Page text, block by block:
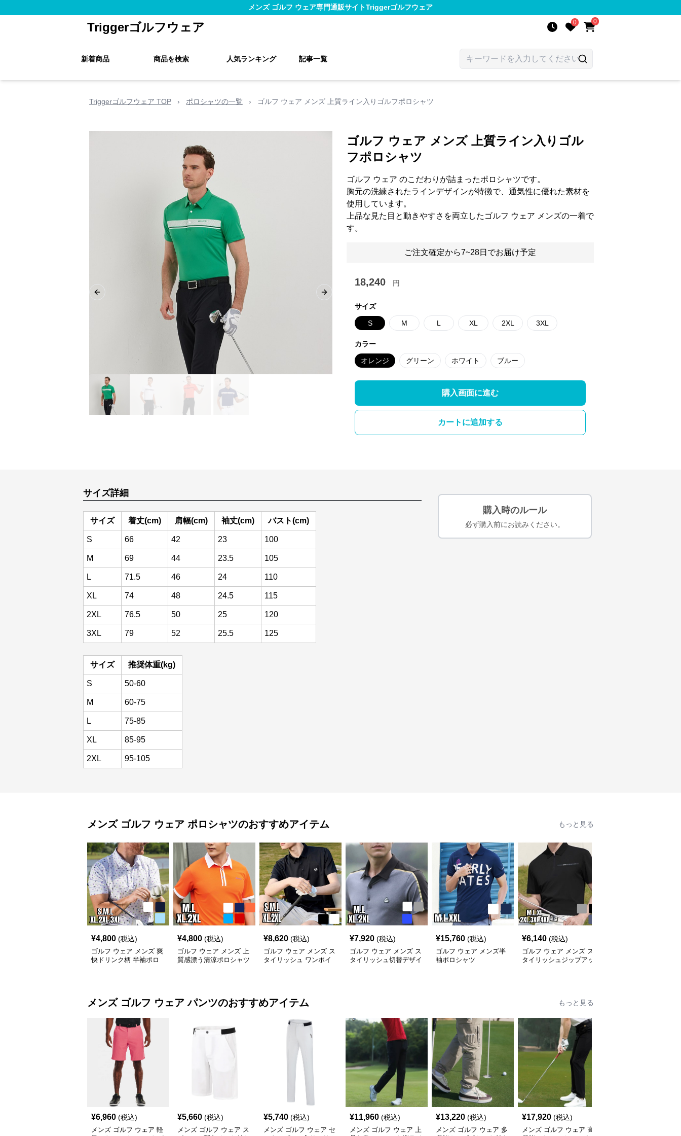
メンズ ゴルフ ウェア専門通販サイトTriggerゴルフウェア
Triggerゴルフウェア 0 0
新着商品 商品を検索 人気ランキング 記事一覧
Triggerゴルフウェア TOP › ポロシャツの一覧 › ゴルフ ウェア メンズ 上質ライン入りゴルフポロシャツ
Previous slide Next slide
ゴルフ ウェア メンズ 上質ライン入りゴル
フポロシャツ
ゴルフ ウェア のこだわりが詰まったポロシャツです。
胸元の洗練されたラインデザインが特徴で、通気性に優れた素材を
使用しています。
上品な見た目と動きやすさを両立したゴルフ ウェア メンズの一着で
す。
ご注文確定から7~28日でお届け予定
18,240 円
サイズ
S M L XL 2XL 3XL
カラー
オレンジ グリーン ホワイト ブルー
購入画面に進む
カートに追加する
サイズ詳細
サイズ 着丈(cm) 肩幅(cm) 袖丈(cm) バスト(cm)
S 66 42 23 100
M 69 44 23.5 105
L 71.5 46 24 110
XL 74 48 24.5 115
2XL 76.5 50 25 120
3XL 79 52 25.5 125
サイズ 推奨体重(kg)
S 50-60
M 60-75
L 75-85
XL 85-95
2XL 95-105
購入時のルール
必ず購入前にお読みください。
メンズ ゴルフ ウェア ポロシャツのおすすめアイテム もっと見る
¥4,800 (税込)
ゴルフ ウェア メンズ 爽
快ドリンク柄 半袖ポロ
¥4,800 (税込)
ゴルフ ウェア メンズ 上
質感漂う清涼ポロシャツ
¥8,620 (税込)
ゴルフ ウェア メンズ ス
タイリッシュ ワンポイ
¥7,920 (税込)
ゴルフ ウェア メンズ ス
タイリッシュ切替デザイ
¥15,760 (税込)
ゴルフ ウェア メンズ半
袖ポロシャツ
¥6,140 (税込)
ゴルフ ウェア メンズ ス
タイリッシュジップアッ
メンズ ゴルフ ウェア パンツのおすすめアイテム もっと見る
¥6,960 (税込)
メンズ ゴルフ ウェア 軽
¥5,660 (税込)
メンズ ゴルフ ウェア ス
¥5,740 (税込)
メンズ ゴルフ ウェア セ
¥11,960 (税込)
メンズ ゴルフ ウェア 上
¥13,220 (税込)
メンズ ゴルフ ウェア 多
¥17,920 (税込)
メンズ ゴルフ ウェア 高